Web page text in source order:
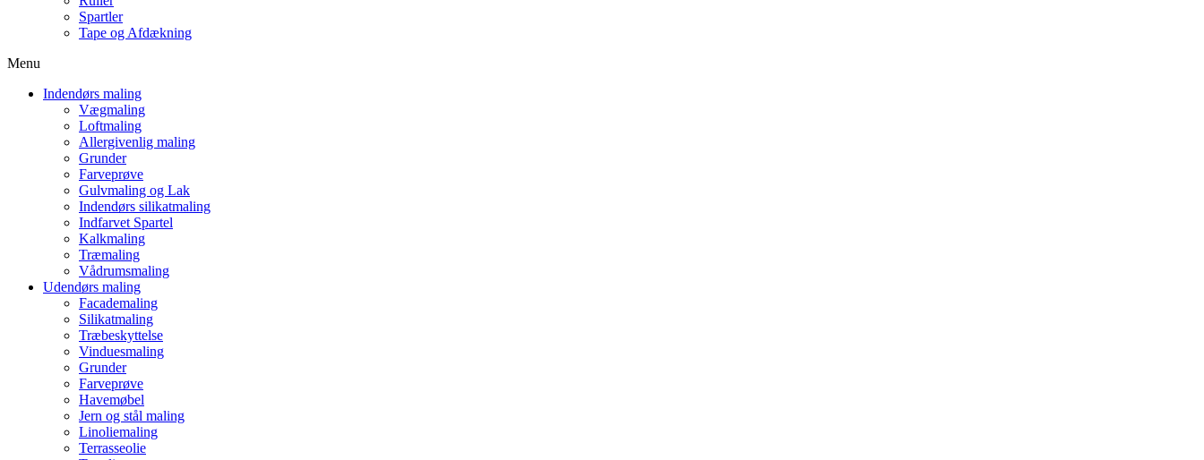
Spartler
Tape og Afdækning
Menu
Indendørs maling
Vægmaling
Loftmaling
Allergivenlig maling
Grunder
Farveprøve
Gulvmaling og Lak
Indendørs silikatmaling
Indfarvet Spartel
Kalkmaling
Træmaling
Vådrumsmaling
Udendørs maling
Facademaling
Silikatmaling
Træbeskyttelse
Vinduesmaling
Grunder
Farveprøve
Havemøbel
Jern og stål maling
Linoliemaling
Terrasseolie